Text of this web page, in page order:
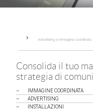
Advertising e immagine coordinata
Consolida il tuo
strategia di
IMMAGINE COORDINATA
ADVERTISING
INSTALLAZIONI